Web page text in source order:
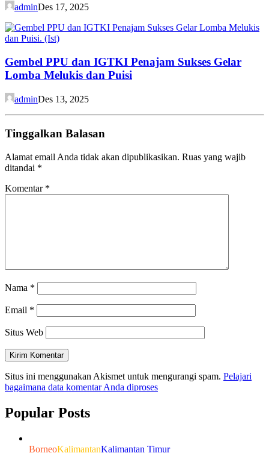
adminDes 17, 2025
Gembel PPU dan IGTKI Penajam Sukses Gelar
Lomba Melukis dan Puisi
adminDes 13, 2025
Tinggalkan Balasan
Alamat email Anda tidak akan dipublikasikan. Ruas yang wajib
ditandai *
Komentar *
Nama *
Email *
Situs Web
Situs ini menggunakan Akismet untuk mengurangi spam. Pelajari
bagaimana data komentar Anda diproses
Popular Posts
BorneoKalimantanKalimantan Timur